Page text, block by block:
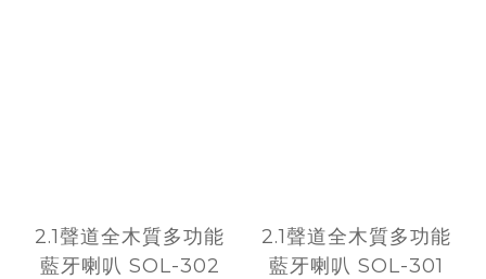
2.1聲道全木質多功能
藍牙喇叭 SOL-302
2.1聲道全木質多功能
藍牙喇叭 SOL-301